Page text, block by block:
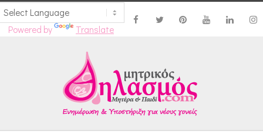
Powered by Translate